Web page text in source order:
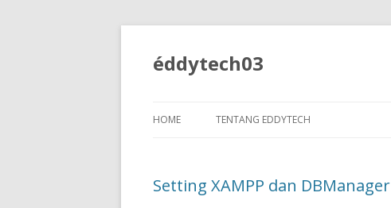
éddytech03
HOME TENTANG EDDYTECH
Setting XAMPP dan DBManager